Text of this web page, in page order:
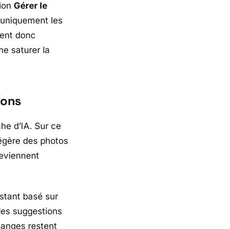
Gérer le
les
donc
saturer la
d’IA. Sur ce
des photos
basé sur
suggestions
restent